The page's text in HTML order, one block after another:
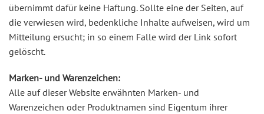
übernimmt dafür keine Haftung. Sollte eine der Seiten, auf
die verwiesen wird, bedenkliche Inhalte aufweisen, wird um
Mitteilung ersucht; in so einem Falle wird der Link sofort
gelöscht.
Marken- und Warenzeichen:
Alle auf dieser Website erwähnten Marken- und
Warenzeichen oder Produktnamen sind Eigentum ihrer